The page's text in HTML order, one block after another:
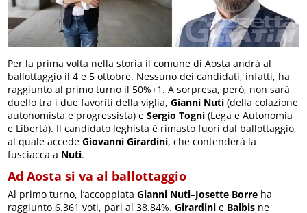
Per la prima volta nella storia il comune di Aosta andrà al
ballottaggio il 4 e 5 ottobre. Nessuno dei candidati, infatti, ha
raggiunto al primo turno il 50%+1. A sorpresa, però, non sarà
duello tra i due favoriti della viglia,Gianni Nuti (della colazione
autonomista e progressista) eSergio Togni (Lega e Autonomia
e Libertà). Il candidato leghista è rimasto fuori dal ballottaggio,
al quale accedeGiovanni Girardini, che contenderà la
fusciacca a Nuti.
Ad Aosta si va al ballottaggio
Al primo turno, l’accoppiataGianni Nuti–Josette Borre ha
raggiunto 6.361 voti, pari al 38.84%.Girardini e Balbis ne